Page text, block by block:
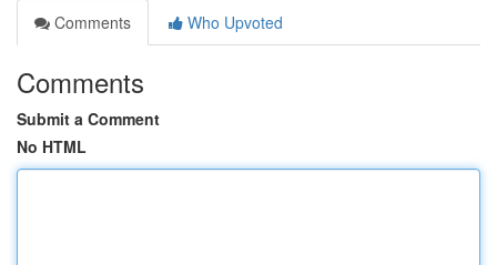
Comments
Who Upvoted
Comments
Submit a Comment
No HTML